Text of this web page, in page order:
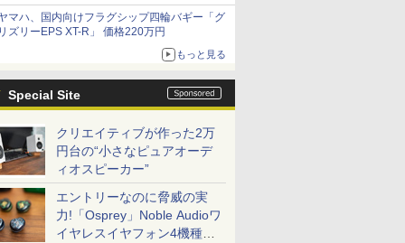
クベースの観光・旅客輸送向けバス
マハ、国内向けフラグシップ四輪バギー「グ
リズリーEPS XT-R」 価格220万円
もっと見る
Special Site
クリエイティブが作った2万
円台の“小さなピュアオーデ
ィオスピーカー”
エントリーなのに脅威の実
力!「Osprey」Noble Audioワ
イヤレスイヤフォン4機種を